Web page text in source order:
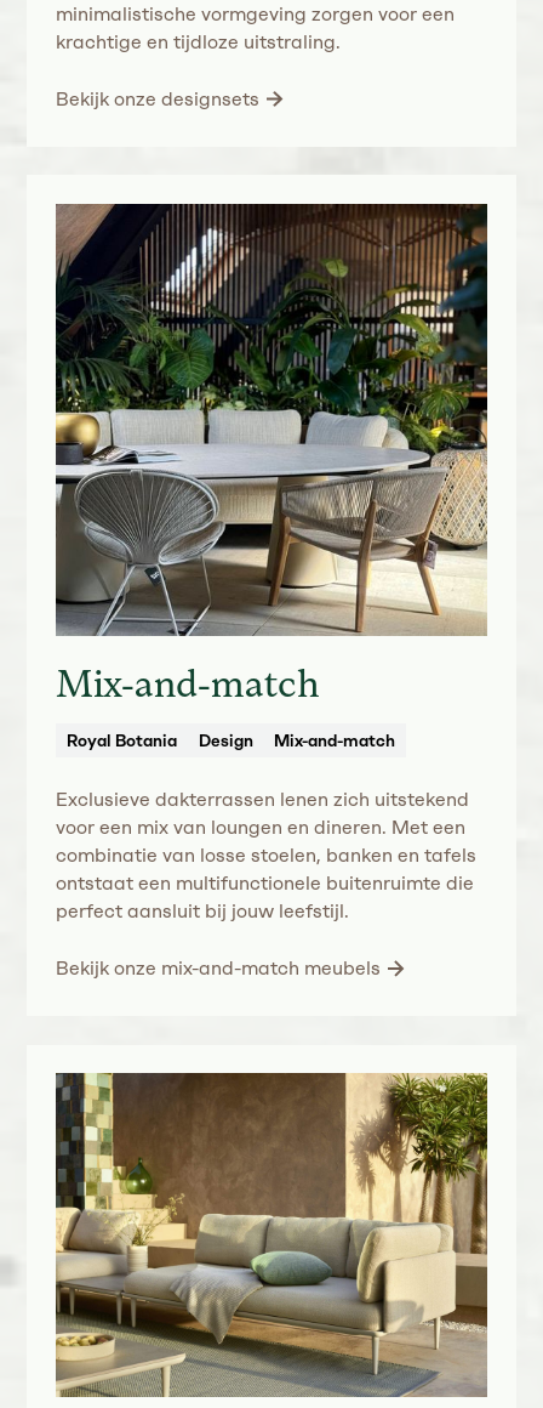
minimalistische vormgeving zorgen voor een
krachtige en tijdloze uitstraling.
Bekijk onze designsets
Mix-and-match
Royal Botania Design Mix-and-match
Exclusieve dakterrassen lenen zich uitstekend
voor een mix van loungen en dineren. Met een
combinatie van losse stoelen, banken en tafels
ontstaat een multifunctionele buitenruimte die
perfect aansluit bij jouw leefstijl.
Bekijk onze mix-and-match meubels